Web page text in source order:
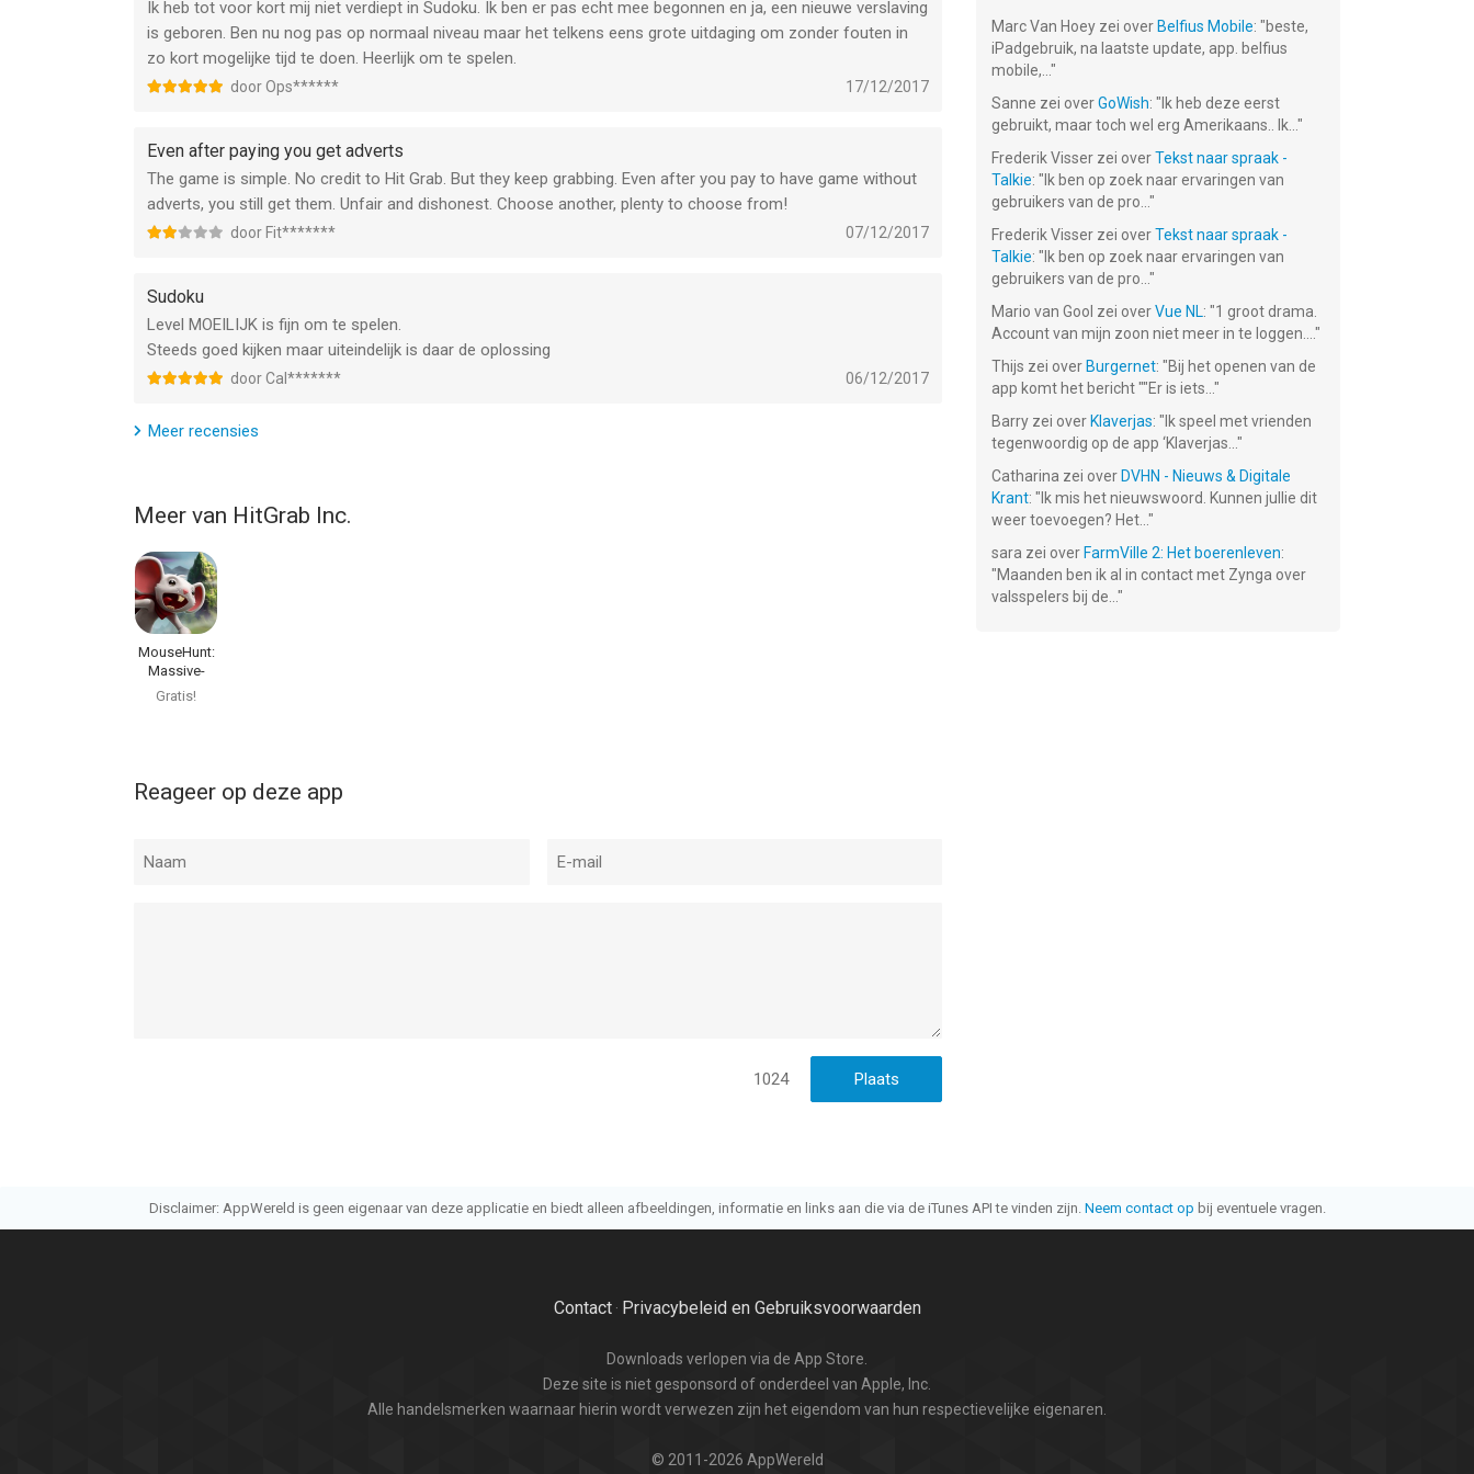
Ik heb tot voor kort mij niet verdiept in Sudoku. Ik ben er pas echt mee begonnen en ja, een nieuwe verslaving
is geboren. Ben nu nog pas op normaal niveau maar het telkens eens grote uitdaging om zonder fouten in
zo kort mogelijke tijd te doen. Heerlijk om te spelen.
door Ops****** 17/12/2017
Even after paying you get adverts
The game is simple. No credit to Hit Grab. But they keep grabbing. Even after you pay to have game without
adverts, you still get them. Unfair and dishonest. Choose another, plenty to choose from!
door Fit******* 07/12/2017
Sudoku
Level MOEILIJK is fijn om te spelen.
Steeds goed kijken maar uiteindelijk is daar de oplossing
door Cal******* 06/12/2017
Meer recensies
Meer van HitGrab Inc.
MouseHunt:
Massive-
Passive RPG
Gratis!
Reageer op deze app
1024
Marc Van Hoey zei over Belfius Mobile: "beste,
iPadgebruik, na laatste update, app. belfius
mobile,... "
Sanne zei overGoWish: " Ik heb deze eerst
gebruikt, maar toch wel erg Amerikaans.. Ik... "
Frederik Visser zei overTekst naar spraak -
Talkie: " Ik ben op zoek naar ervaringen van
gebruikers van de pro... "
Frederik Visser zei overTekst naar spraak -
Talkie: " Ik ben op zoek naar ervaringen van
gebruikers van de pro... "
Mario van Gool zei overVue NL: "1 groot drama.
Account van mijn zoon niet meer in te loggen.... "
Thijs zei over Burgernet: "Bij het openen van de
app komt het bericht ""Er is iets... "
Barry zei over Klaverjas: " Ik speel met vrienden
tegenwoordig op de app ‘Klaverjas... "
Catharina zei over DVHN - Nieuws & Digitale
Krant: " Ik mis het nieuwswoord. Kunnen jullie dit
weer toevoegen? Het... "
sara zei over FarmVille 2: Het boerenleven:
"Maanden ben ik al in contact met Zynga over
valsspelers bij de... "
Disclaimer: AppWereld is geen eigenaar van deze applicatie en biedt alleen afbeeldingen, informatie en links aan die via de iTunes API te vinden zijn. Neem contact op bij eventuele vragen.
Contact· Privacybeleid en Gebruiksvoorwaarden
Downloads verlopen via de App Store.
Deze site is niet gesponsord of onderdeel van Apple, Inc.
Alle handelsmerken waarnaar hierin wordt verwezen zijn het eigendom van hun respectievelijke eigenaren.
© 2011-2026 AppWereld